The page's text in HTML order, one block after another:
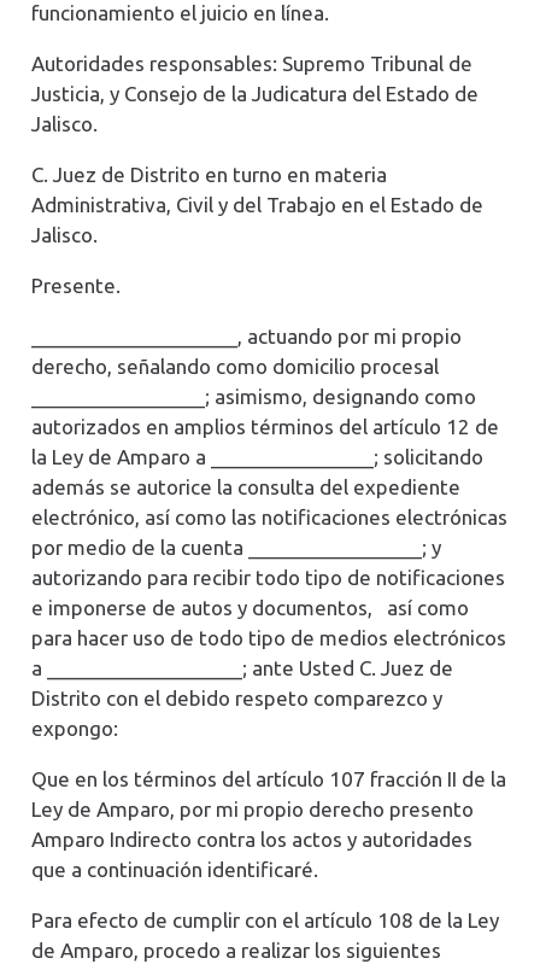
funcionamiento el juicio en línea.
Autoridades responsables: Supremo Tribunal de
Justicia, y Consejo de la Judicatura del Estado de
Jalisco.
C. Juez de Distrito en turno en materia
Administrativa, Civil y del Trabajo en el Estado de
Jalisco.
Presente.
___________________, actuando por mi propio
derecho, señalando como domicilio procesal
________________; asimismo, designando como
autorizados en amplios términos del artículo 12 de
la Ley de Amparo a _______________; solicitando
además se autorice la consulta del expediente
electrónico, así como las notificaciones electrónicas
por medio de la cuenta ________________; y
autorizando para recibir todo tipo de notificaciones
e imponerse de autos y documentos, así como
para hacer uso de todo tipo de medios electrónicos
a __________________; ante Usted C. Juez de
Distrito con el debido respeto comparezco y
expongo:
Que en los términos del artículo 107 fracción II de la
Ley de Amparo, por mi propio derecho presento
Amparo Indirecto contra los actos y autoridades
que a continuación identificaré.
Para efecto de cumplir con el artículo 108 de la Ley
de Amparo, procedo a realizar los siguientes